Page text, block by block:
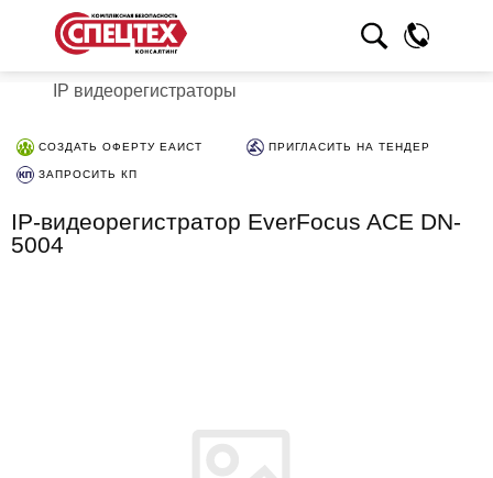
IP видеорегистраторы
СОЗДАТЬ ОФЕРТУ ЕАИСТ ПРИГЛАСИТЬ НА ТЕНДЕР
ЗАПРОСИТЬ КП
IP-видеорегистратор EverFocus ACE DN-
5004